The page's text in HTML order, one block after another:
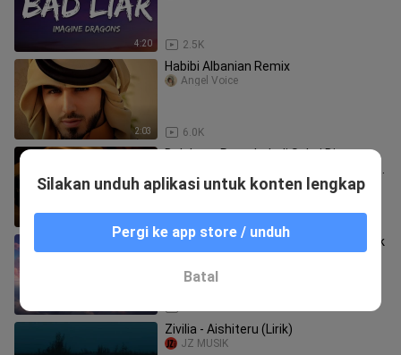
4:20 2.5K
2:03
Habibi Albanian Remix
6.0K
Angel Voice
Belakang Rumah Jadi Saksi Bisu,
Servis Sang Pelayan! 🥵💦
VanillaMovie
Surat Cinta Untuk Starla - Virgoun | lirik
lagu
Sad.Song
Zivilia - Aishiteru (Lirik)
JZ MUSIK
Silakan unduh aplikasi untuk konten lengkap
Pergi ke app store / unduh
Batal